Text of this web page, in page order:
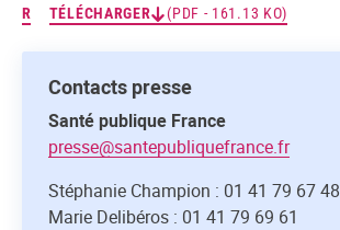
R
TÉLÉCHARGER (PDF - 161.13 KO)
Contacts presse
Santé publique France
presse@santepubliquefrance.fr
Stéphanie Champion : 01 41 79 67 48
Marie Delibéros : 01 41 79 69 61